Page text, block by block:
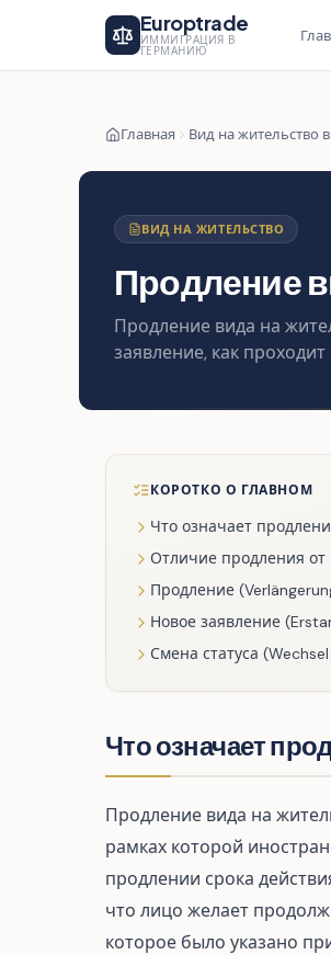
Europtrade
ИММИГРАЦИЯ В
ГЕРМАНИЮ
Главная
ВИД НА ЖИТЕЛЬСТВО
Продление
Продление вида на
заявление, как
КОРОТКО О ГЛАВНОМ
Что означает
Отличие продления от
Продление
Новое заявление
Смена статуса
Что означает
Продление вида на
рамках которой
продлении срока
что лицо желает
которое было указано